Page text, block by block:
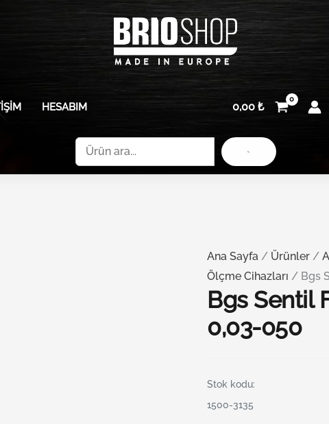
HESABIM 0,00 ₺
Ara
Ana Sayfa / Ürünler /
Ölçme Cihazları / Bgs
Bgs Sentil
0,03-050
Stok kodu:
1500-3135
Sentil
Filler
Çakısı
Set
0,03-
050
11
Parça
0,03-
adet